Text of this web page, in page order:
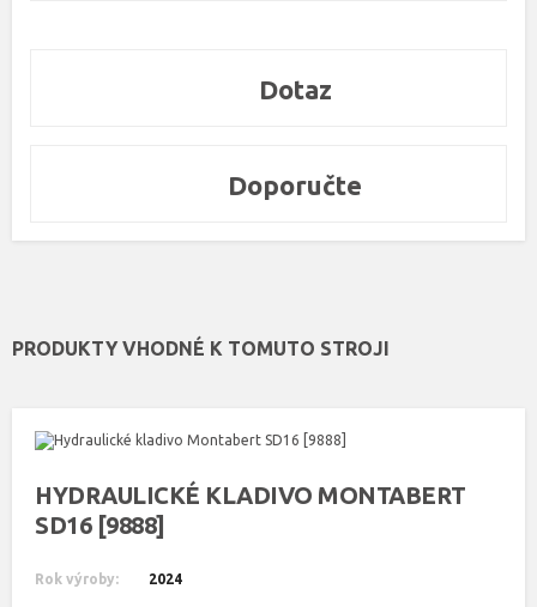
Dotaz
Doporučte
PRODUKTY VHODNÉ K TOMUTO STROJI
HYDRAULICKÉ KLADIVO MONTABERT
SD16 [9888]
Rok výroby: 2024